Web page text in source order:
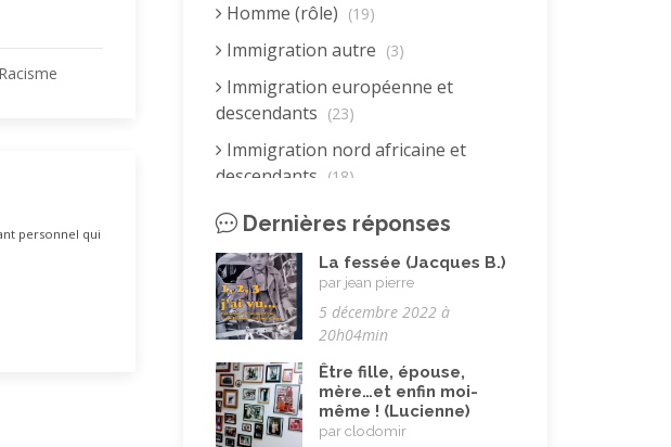
Racisme
personnel qui
Homme (rôle) (19)
Immigration autre (3)
Immigration européenne et
descendants (23)
Immigration nord africaine et
descendants (18)
Juif.ve (être)
LGBTQIA+
Loisirs, jeux (34)
Mai 68 (8)
Maladie, handicap (23)
Musulman.e (être) (7)
Nature, animaux (23)
Dernières réponses
La fessée (Jacques B.)
par jean pierre
5 décembre 2022 à
20h04min
Être fille, épouse,
mère…et enfin moi-
même ! (Lucienne)
par clodomir